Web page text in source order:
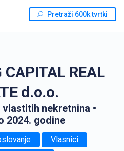
Pretraži 600k tvrtki
CAPITAL REAL
d.o.o.
vlastitih nekretnina •
2024. godine
Vlasnici